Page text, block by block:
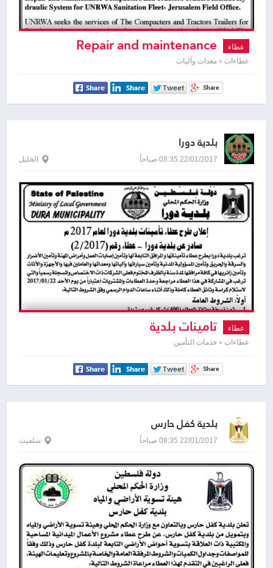
عطاء Repair and maintenance
compacters and tractors trailers
include hydraulic system for UNRWA
عطاءات » معدات وآليات
بلدية دورا
22/01/2017 08:35 صباحاً الخليل
عطاء تامينات بلدية
عطاءات » خدمات التأمين
بلدية كفل حارس
22/01/2017 08:35 صباحاً سلفيت